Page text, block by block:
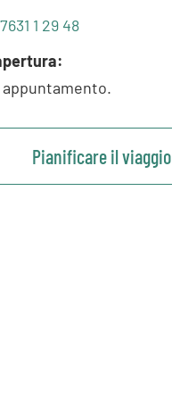
1 29 48
Pianificare il viaggio